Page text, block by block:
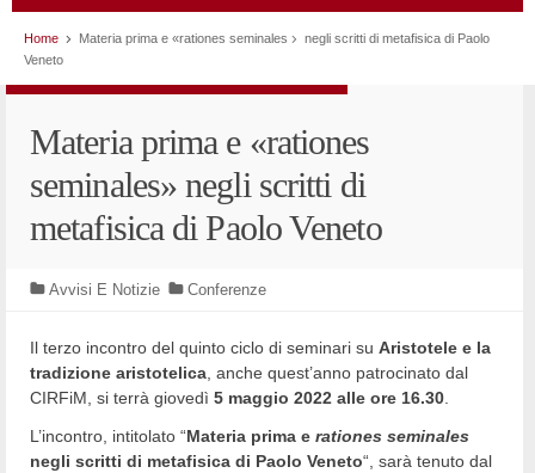
Vai al contenuto
Home Materia prima e «rationes seminales
negli scritti di metafisica di Paolo
Veneto
Materia prima e «rationes
seminales» negli scritti di
metafisica di Paolo Veneto
Avvisi E Notizie Conferenze
Il terzo incontro del quinto ciclo di seminari su Aristotele e la
tradizione aristotelica , anche quest’anno patrocinato dal
CIRFiM, si terrà giovedì 5 maggio 2022 alle ore 16.30
L’incontro, intitolato “Materia prima e rationes seminales
negli scritti di metafisica di Paolo Veneto“, sarà tenuto dal